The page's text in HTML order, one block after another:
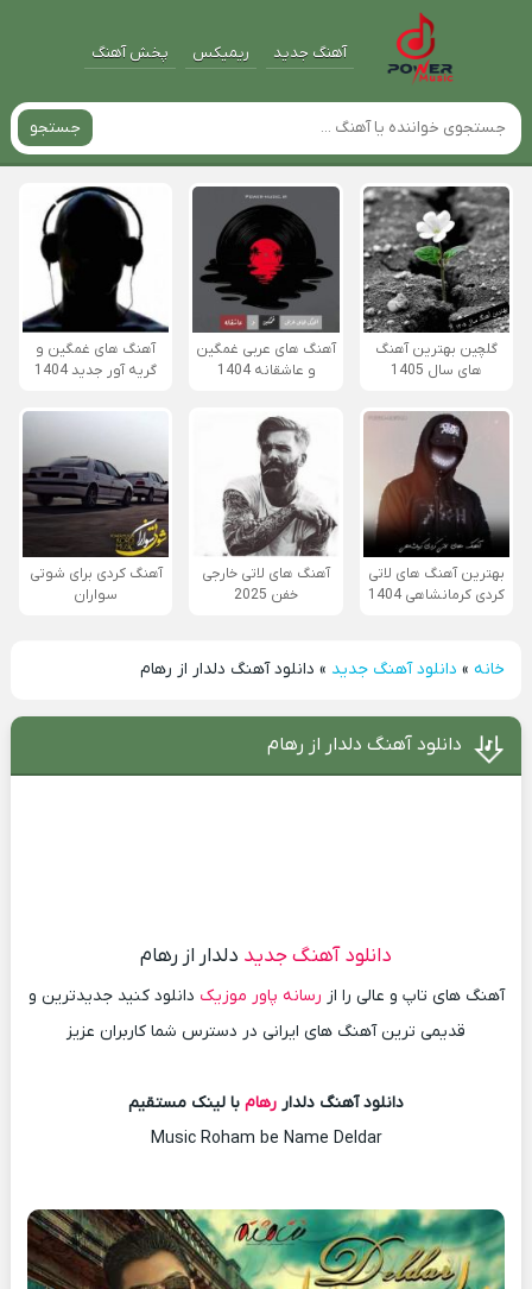
آهنگ جدید ریمیکس پخش آهنگ
جستجو
گلچین بهترین آهنگ
های سال 1405
آهنگ های عربی غمگین
و عاشقانه 1404
آهنگ های غمگین و
گریه آور جدید 1404
بهترین آهنگ های لاتی
کردی کرمانشاهی 1404
آهنگ های لاتی خارجی
خفن 2025
آهنگ کردی برای شوتی
سواران
خانه» دانلود آهنگ جدید » دانلود آهنگ دلدار از رهام
دانلود آهنگ دلدار از رهام
دانلود آهنگ جدید دلدار از رهام
آهنگ های تاپ و عالی را از رسانه پاور موزیک دانلود کنید جدیدترین و
قدیمی ترین آهنگ های ایرانی در دسترس شما کاربران عزیز
دانلود آهنگ دلدار رهام با لینک مستقیم
Music Roham be Name Deldar